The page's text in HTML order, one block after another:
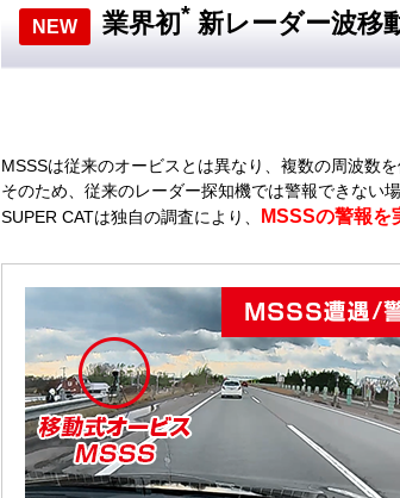
NEW 業界初* 新レーダー波移
MSSSは従来のオービスとは異なり、複数の周波数を
そのため、従来のレーダー探知機では警報できない場
SUPER CATは独自の調査により、
MSSSの警報を